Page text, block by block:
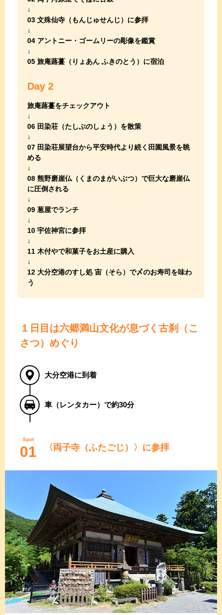
03 文殊仙寺（もんじゅせんじ）に参拝
04 アントニー・ゴームリーの彫像を鑑賞
05 旅庵蕗薹（りょあん ふきのとう）に宿泊
Day 2
旅庵蕗薹をチェックアウト
06 田染荘（たしぶのしょう）を散策
07 田染荘展望台から平安時代より続く田園風景を眺
める
08 熊野磨崖仏（くまのまがいぶつ）で巨大な磨崖仏
に圧倒される
09 葱屋でランチ
10 宇佐神宮に参拝
11 木付やで和菓子をお土産に購入
12 大分空港のすし処 宙（そら）で〆のお寿司を味わ
う
１日目は六郷満山文化が息づく古刹（こ
さつ）めぐり
大分空港に到着
車（レンタカー）で約30分
Spot
01 〈両子寺（ふたごじ）〉に参拝